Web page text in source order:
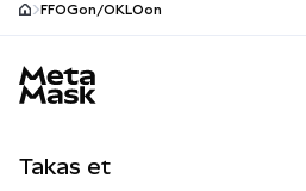
FFOGon/OKLOon
Takas et